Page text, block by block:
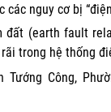
các nguy cơ bị
đất (earth fault
trong hệ thống
Tướng Công,